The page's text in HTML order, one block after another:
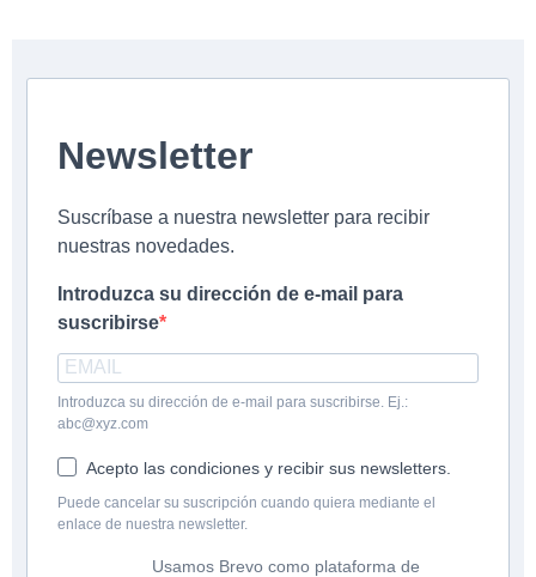
Newsletter
Suscríbase a nuestra newsletter para recibir
nuestras novedades.
Introduzca su dirección de e-mail para
suscribirse
Introduzca su dirección de e-mail para suscribirse. Ej.:
abc@xyz.com
Acepto las condiciones y recibir sus newsletters.
Puede cancelar su suscripción cuando quiera mediante el
enlace de nuestra newsletter.
Usamos Brevo como plataforma de